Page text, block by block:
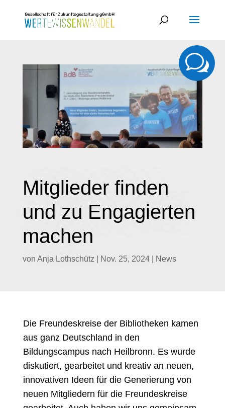
Mitglieder finden
und zu Engagierten
machen
von Anja Lothschütz Nov. 25, 2024| News
Die Freundeskreise der Bibliotheken kamen
aus ganz Deutschland in den
Bildungscampus nach Heilbronn. Es wurde
diskutiert, gearbeitet und kreativ an neuen,
innovativen Ideen für die Generierung von
neuen Mitgliedern für die Freundeskreise
w